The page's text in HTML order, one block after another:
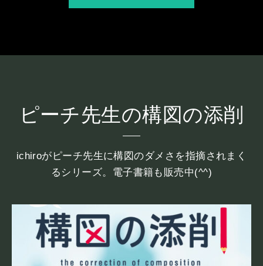
ピーチ先生の構図の添削
ichiroがピーチ先生に構図のダメさを指摘されまく
るシリーズ。電子書籍も販売中(^^)